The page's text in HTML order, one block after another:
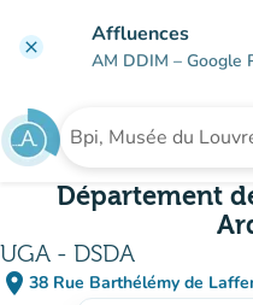
clear Affluences
AM DDIM – Google
Chwilio am sefydliad
Département
UGA - DSDA
place 38 Rue Barthélémy de